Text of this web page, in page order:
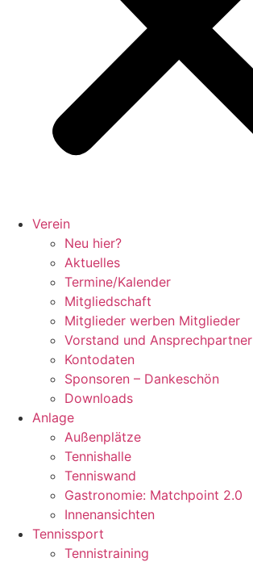
Verein
Neu hier?
Aktuelles
Termine/Kalender
Mitgliedschaft
Mitglieder werben Mitglieder
Vorstand und Ansprechpartner
Kontodaten
Sponsoren – Dankeschön
Downloads
Anlage
Außenplätze
Tennishalle
Tenniswand
Gastronomie: Matchpoint 2.0
Innenansichten
Tennissport
Tennistraining